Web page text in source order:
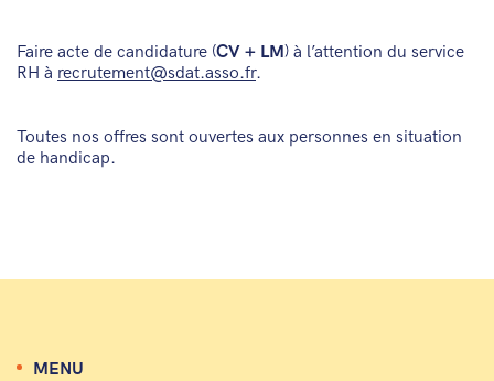
Faire acte de candidature (CV + LM) à l’attention du service
RH à recrutement@sdat.asso.fr.
Toutes nos offres sont ouvertes aux personnes en situation
de handicap.
MENU